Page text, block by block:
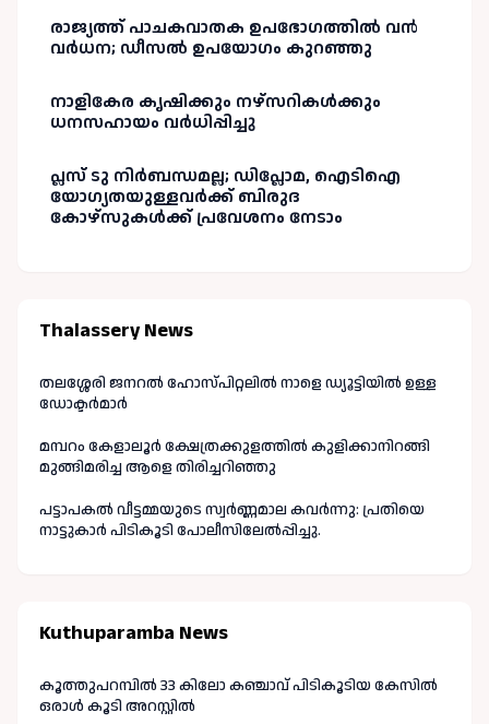
രാജ്യത്ത് പാചകവാതക ഉപഭോഗത്തിൽ വൻ
വർധന; ഡീസൽ ഉപയോഗം കുറഞ്ഞു
നാളികേര കൃഷിക്കും നഴ്സറികൾക്കും
ധനസഹായം വർധിപ്പിച്ചു
പ്ലസ് ടു നിർബന്ധമല്ല; ഡിപ്ലോമ, ഐടിഐ
യോഗ്യതയുള്ളവർക്ക് ബിരുദ
കോഴ്‌സുകൾക്ക് പ്രവേശനം നേടാം
Thalassery News
തലശ്ശേരി ജനറൽ ഹോസ്പിറ്റലിൽ നാളെ ഡ്യൂട്ടിയിൽ ഉള്ള
ഡോക്ടർമാർ
മമ്പറം കേളാലൂർ ക്ഷേത്രക്കുളത്തിൽ കുളിക്കാനിറങ്ങി
മുങ്ങിമരിച്ച ആളെ തിരിച്ചറിഞ്ഞു
പട്ടാപകൽ വീട്ടമ്മയുടെ സ്വർണ്ണമാല കവർന്നു: പ്രതിയെ
നാട്ടുകാർ പിടികൂടി പോലീസിലേൽപ്പിച്ചു.
Kuthuparamba News
കൂത്തുപറമ്പിൽ 33 കിലോ കഞ്ചാവ് പിടികൂടിയ കേസിൽ
ഒരാൾ കൂടി അറസ്റ്റിൽ